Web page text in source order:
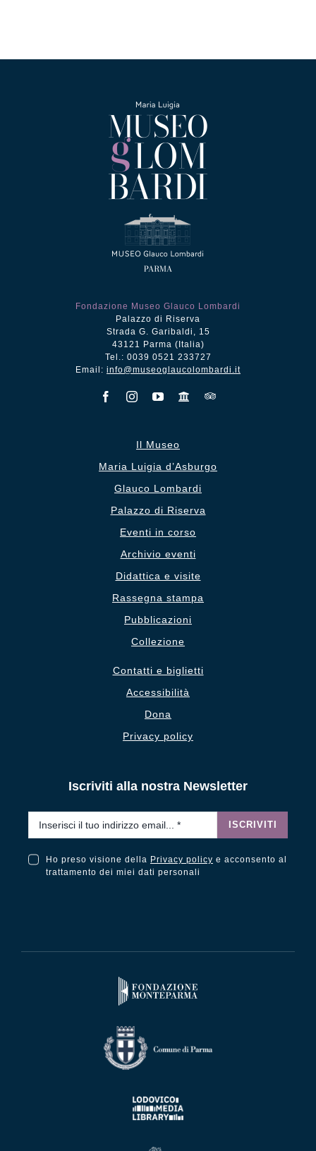
Fondazione Museo Glauco Lombardi
Palazzo di Riserva
Strada G. Garibaldi, 15
43121 Parma (Italia)
Tel.: 0039 0521 233727
Email: info@museoglaucolombardi.it
Il Museo
Maria Luigia d’Asburgo
Glauco Lombardi
Palazzo di Riserva
Eventi in corso
Archivio eventi
Didattica e visite
Rassegna stampa
Pubblicazioni
Collezione
Contatti e biglietti
Accessibilità
Dona
Privacy policy
Iscriviti alla nostra Newsletter
ISCRIVITI
Ho preso visione della Privacy policy e acconsento al
trattamento dei miei dati personali